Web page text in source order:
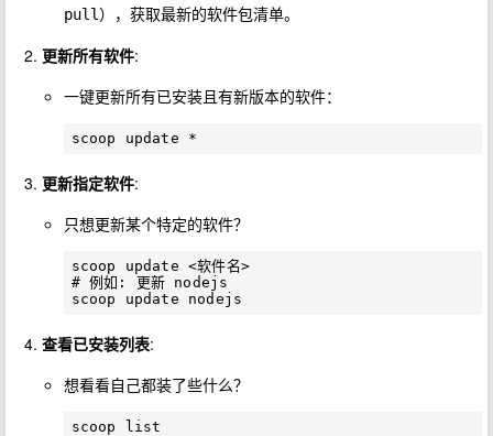
pull），获取最新的软件包清单。
更新所有软件:
一键更新所有已安装且有新版本的软件：
更新指定软件:
只想更新某个特定的软件？
scoop update <软件名>
# 例如: 更新 nodejs
查看已安装列表:
想看看自己都装了些什么？